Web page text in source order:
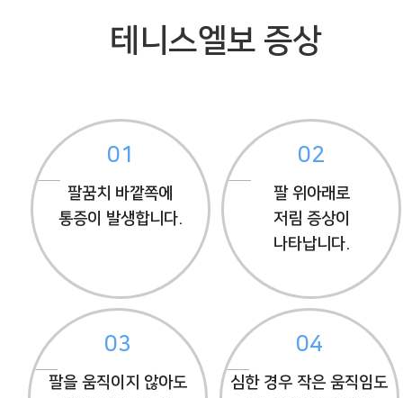
테니스엘보 증상
01
팔꿈치 바깥쪽에
통증이 발생합니다.
02
팔 위아래로
저림 증상이
나타납니다.
03
팔을 움직이지 않아도
04
심한 경우 작은 움직임도